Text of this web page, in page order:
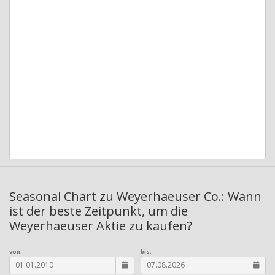
Seasonal Chart zu Weyerhaeuser Co.: Wann
ist der beste Zeitpunkt, um die
Weyerhaeuser Aktie zu kaufen?
von: bis: